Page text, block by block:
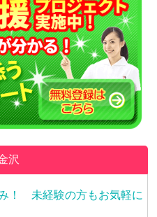
沢
未経験の方もお気軽に